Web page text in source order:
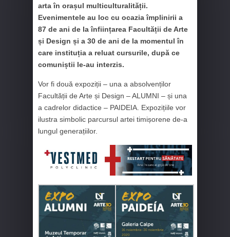
arta în orașul multiculturalității.
Evenimentele au loc cu ocazia împlinirii a
87 de ani de la înființarea Facultății de Arte
și Design și a 30 de ani de la momentul în
care instituția a reluat cursurile, după ce
comuniștii le-au interzis.
Vor fi două expoziții – una a absolvenților
Facultății de Arte și Design – ALUMNI – și una
a cadrelor didactice – PAIDEIA. Expozițiile vor
ilustra simbolic parcursul artei timișorene de-a
lungul generațiilor.